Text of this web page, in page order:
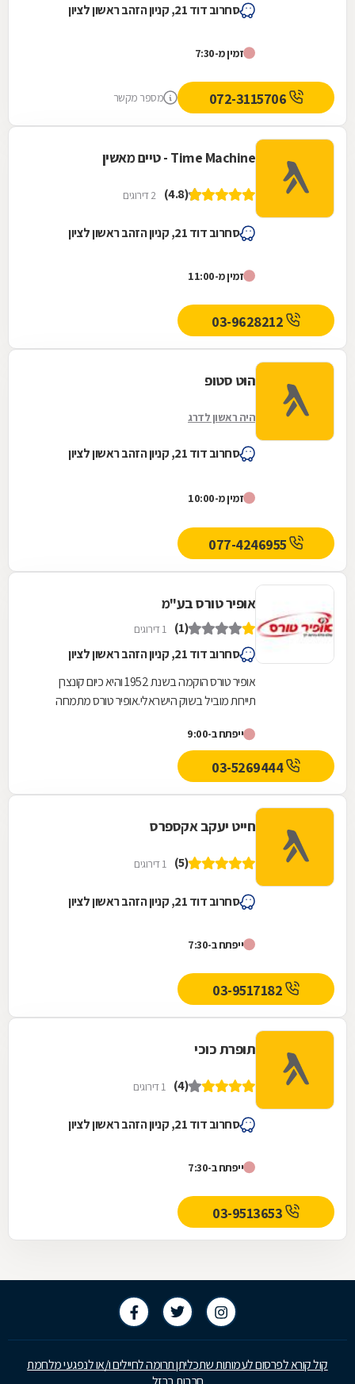
סחרוב דוד 21, קניון הזהב ראשון לציון
זמין מ-7:30
מספר מקשר
Time Machine - טיים מאשין
(4.8) 2 דירוגים
סחרוב דוד 21, קניון הזהב ראשון לציון
זמין מ-11:00
הוט סטופ
היה ראשון לדרג
סחרוב דוד 21, קניון הזהב ראשון לציון
זמין מ-10:00
אופיר טורס בע"מ
(1) 1 דירוגים
סחרוב דוד 21, קניון הזהב ראשון לציון
אופיר טורס הוקמה בשנת 1952 והיא כיום קונצרן
תיירות מוביל בשוק הישראלי.אופיר טורס מתמחה
הזמנות...
ייפתח ב-9:00
03-5269444
חייט יעקב אקספרס
(5) 1 דירוגים
סחרוב דוד 21, קניון הזהב ראשון לציון
ייפתח ב-7:30
תופרת כוכי
(4) 1 דירוגים
סחרוב דוד 21, קניון הזהב ראשון לציון
ייפתח ב-7:30
קול קורא לפרסום לעמותות שתכליתן תרומה לחיילים ו/או לנפגעי מלחמת